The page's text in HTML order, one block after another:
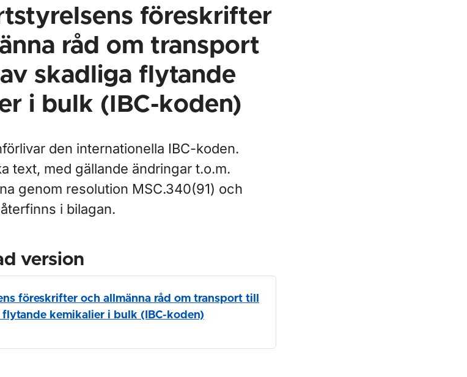
föreskrifter
råd om transport
skadliga flytande
i bulk (IBC-koden)
den internationella IBC-koden.
text, med gällande ändringar t.o.m.
genom resolution MSC.340(91) och
i bilagan.
version
föreskrifter och allmänna råd om transport till
flytande kemikalier i bulk (IBC-koden)